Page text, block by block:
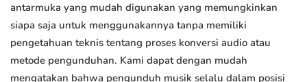
antarmuka yang mudah digunakan yang memungkinkan
siapa saja untuk menggunakannya tanpa memiliki
pengetahuan teknis tentang proses konversi audio atau
metode pengunduhan. Kami dapat dengan mudah
mengatakan bahwa pengunduh musik selalu dalam posisi